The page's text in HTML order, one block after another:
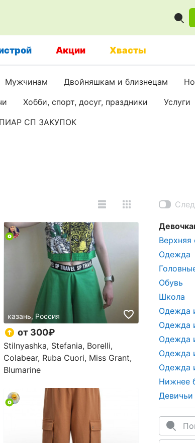
Акции Хвасты
Мужчинам Двойняшкам и близнецам
Хобби, спорт, досуг, праздники Услуги
ПИАР СП ЗАКУПОК
казань, Россия
от 300₽
Stilnyashka, Stefania, Borelli,
Colabear, Ruba Cuori, Miss Grant,
Blumarine
Одежда
Обувь
Школа
Одежда
Одежда
Одежда
Одежда